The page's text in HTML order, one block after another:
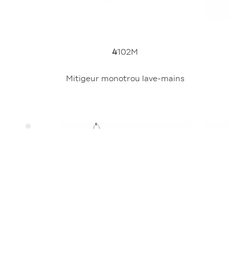
4102M
Mitigeur monotrou lave-mains